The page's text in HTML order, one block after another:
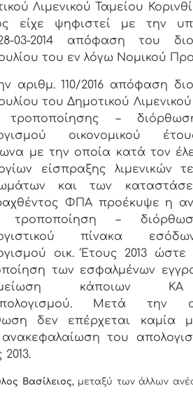
Λιμενικού Ταμείου
είχε ψηφιστεί με την
03-2014 απόφαση του
του εν λόγω Νομικού
αριθμ. 110/2016 απόφαση
του Δημοτικού
τροποποίησης –
οικονομικού
με την οποία κατά τον
είσπραξης λιμενικών
και των
ΦΠΑ προέκυψε η
τροποποίηση –
πίνακα
οικ. Έτους 2013 ώστε
των εσφαλμένων
κάποιων
Μετά την
δεν επέρχεται καμία
του
Βασίλειος,μεταξύ των άλλων